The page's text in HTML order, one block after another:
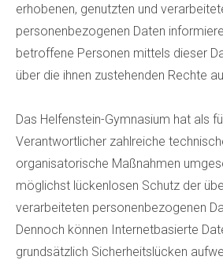
erhobenen, genutzten und
personenbezogenen Daten
betroffene Personen mittels dieser
über die ihnen zustehenden Rechte
Das Helfenstein-Gymnasium hat als
Verantwortlicher zahlreiche
organisatorische Maßnahmen
möglichst lückenlosen Schutz der
verarbeiteten personenbezogenen
Dennoch können Internetbasierte
grundsätzlich Sicherheitslücken